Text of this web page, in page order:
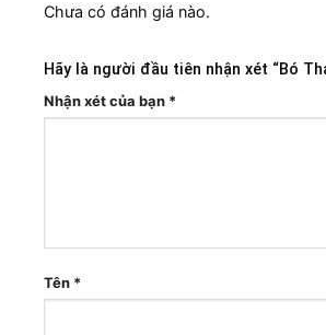
Chưa có đánh giá nào.
Hãy là người đầu tiên nhận xét “Bó
Nhận xét của bạn *
Tên *